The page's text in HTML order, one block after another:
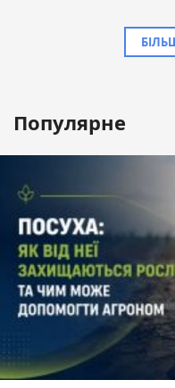
Популярне